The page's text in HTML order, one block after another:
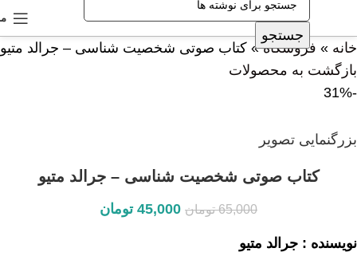
جستجو
خانه » فروشگاه» کتاب صوتی شخصیت شناسی – جرالد متیو
بازگشت به محصولات
-31%
بزرگنمایی تصویر
کتاب صوتی شخصیت شناسی – جرالد متیو
65,000 تومان 45,000 تومان
نویسنده : جرالد متیو